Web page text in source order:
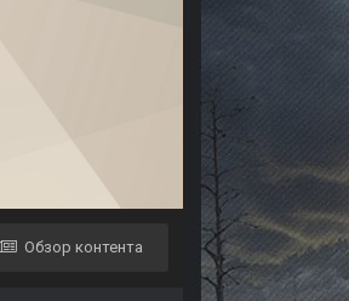
Обзор контента